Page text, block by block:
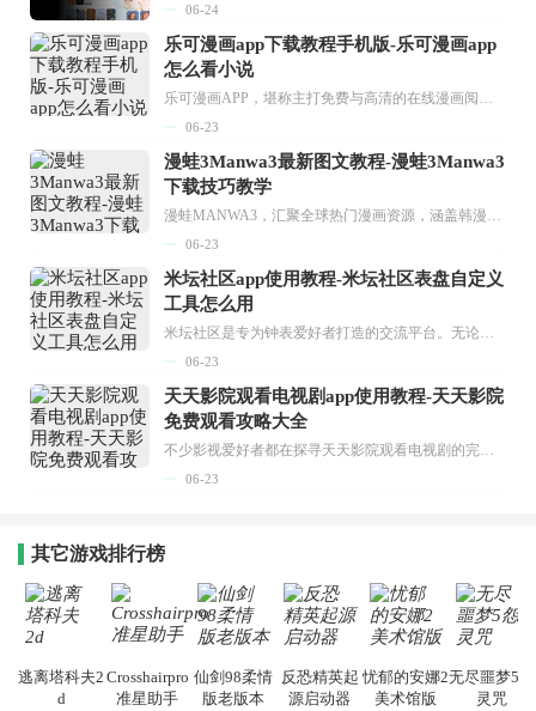
06-24
乐可漫画app下载教程手机版-乐可漫画app
怎么看小说
乐可漫画APP，堪称主打免费与高清的在线漫画阅读神器。其官方版提供海量完整版漫画资源，无论是国内漫画，还是日漫、韩漫、台漫、美漫等国外漫画，应有尽有，随时供你阅读。只需轻点一下，便能直接进入阅读界面。不仅如此，乐可漫画最新版本更新速度极快，在这里，你总能抢先看到全网一手漫画章节内容！...
06-23
漫蛙3Manwa3最新图文教程-漫蛙3Manwa3
下载技巧教学
漫蛙MANWA3，汇聚全球热门漫画资源，涵盖韩漫、欧美漫画、国漫等多种类型，题材丰富多样，全方位满足用户阅读喜好。它不仅是阅读平台，更是创作平台，为广大用户打造零门槛创作环境。...
06-23
米坛社区app使用教程-米坛社区表盘自定义
工具怎么用
米坛社区是专为钟表爱好者打造的交流平台。无论你是初涉钟表领域的普通爱好者，还是拥有多年收藏经验的资深玩家，都能在此找到属于自己的天地。 无需注册，就能轻松参与其中。通过专业的讨论论坛与丰富的交互功能，你可与世界各地的钟表爱好者畅快交流。若你钟情于钟表，米坛社区无疑是值得一试的理想之选。在这里，你能获取最新的手表资讯，交流见解，提升鉴赏品味，让每一块手表都成为收藏故事中重要的一部分。感兴趣的朋友，不要错过下载机会。...
06-23
天天影院观看电视剧app使用教程-天天影院
免费观看攻略大全
不少影视爱好者都在探寻天天影院观看电视剧的完整方法，结合最新平台使用规则，本篇新手入门攻略全面讲解观看渠道、检索流程、播放设置以及画面模式调整等实用内容。全文适配手机、电脑等主流设备，步骤简洁易懂，无论是初次使用的新手，还是想要优化观影体验的用户，都能参照内容快速上手，熟练掌握平台各项操作技巧，轻松畅享影视内容。...
06-23
其它游戏排行榜
逃离塔科夫2
d
Crosshairpro
准星助手
仙剑98柔情
版老版本
反恐精英起
源启动器
忧郁的安娜2
美术馆版
无尽噩梦5怨
灵咒